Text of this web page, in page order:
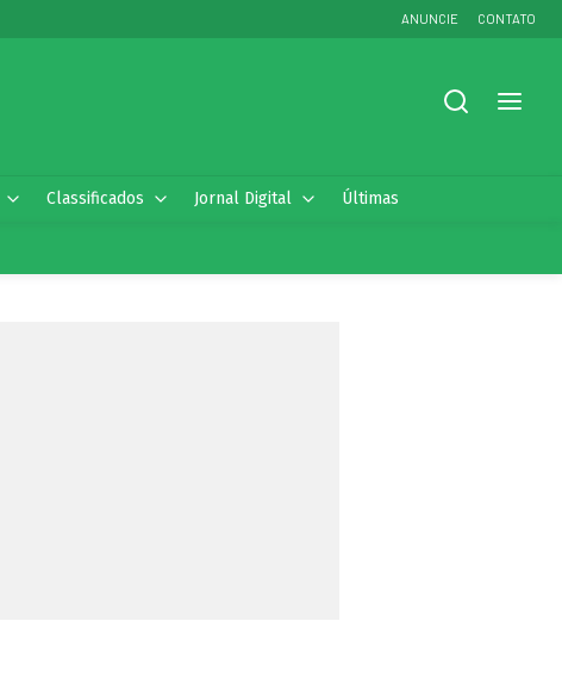
ANUNCIE CONTATO
Classificados Jornal Digital Últimas